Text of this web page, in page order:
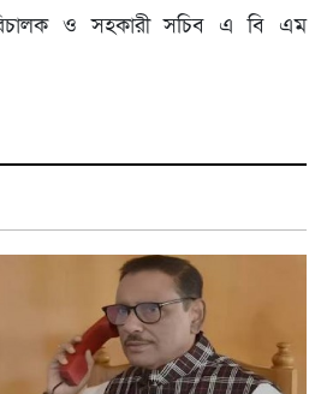
ও সহকারী সচিব এ বি এম